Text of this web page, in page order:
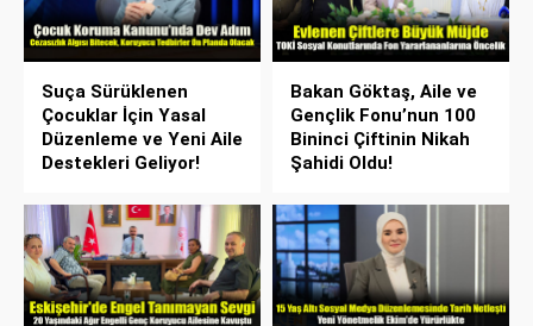
Suça Sürüklenen
Çocuklar İçin Yasal
Düzenleme ve Yeni Aile
Destekleri Geliyor!
Bakan Göktaş, Aile ve
Gençlik Fonu’nun 100
Bininci Çiftinin Nikah
Şahidi Oldu!